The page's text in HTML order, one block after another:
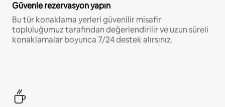
Güvenle rezervasyon yapın
Bu tür konaklama yerleri güvenilir misafir
topluluğumuz tarafından değerlendirilir ve uzun süreli
konaklamalar boyunca 7/24 destek alırsınız.